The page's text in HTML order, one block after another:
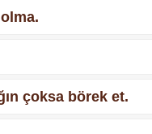
çoksa börek et.